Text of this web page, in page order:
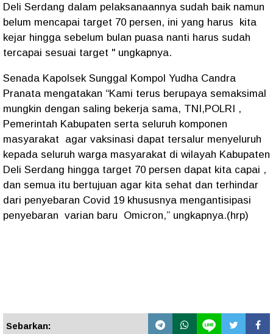
Deli Serdang dalam pelaksanaannya sudah baik namun
belum mencapai target 70 persen, ini yang harus kita
kejar hingga sebelum bulan puasa nanti harus sudah
tercapai sesuai target " ungkapnya.
Senada Kapolsek Sunggal Kompol Yudha Candra
Pranata mengatakan “Kami terus berupaya semaksimal
mungkin dengan saling bekerja sama, TNI,POLRI ,
Pemerintah Kabupaten serta seluruh komponen
masyarakat agar vaksinasi dapat tersalur menyeluruh
kepada seluruh warga masyarakat di wilayah Kabupaten
Deli Serdang hingga target 70 persen dapat kita capai ,
dan semua itu bertujuan agar kita sehat dan terhindar
dari penyebaran Covid 19 khususnya mengantisipasi
penyebaran varian baru Omicron,” ungkapnya.(hrp)
Sebarkan: